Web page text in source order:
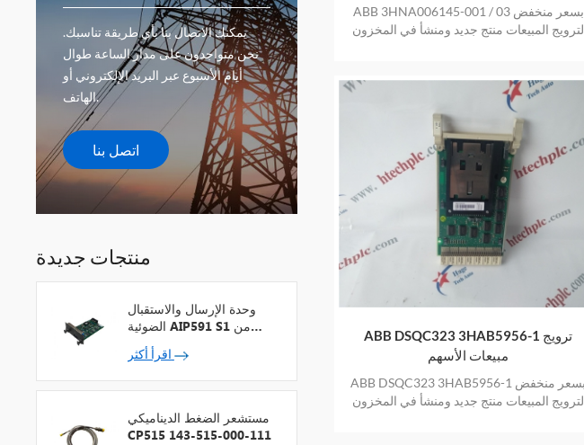
ABB 3HNA006145-001 / 03 بسعر منخفض
لترويج المبيعات منتج جديد ومنشأ في المخزون
ABB DSQC323 3HAB5956-1 ترويج
مبيعات الأسهم
ABB DSQC323 3HAB5956-1 بسعر منخفض
لترويج المبيعات منتج جديد ومنشأ في المخزون
يمكنك الاتصال بنا بأي طريقة تناسبك.
نحن متواجدون على مدار الساعة طوال
أيام الأسبوع عبر البريد الإلكتروني أو
الهاتف.
اتصل بنا
منتجات جديدة
وحدة الإرسال والاستقبال
الضوئية AIP591 S1 من
شركة يوكوجاوا لمكرر شبكة
V
مستشعر الضغط الديناميكي
CP515 143-515-000-111